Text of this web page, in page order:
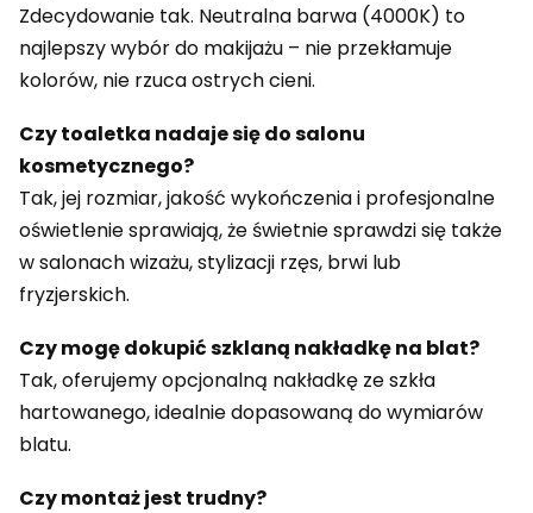
Zdecydowanie tak. Neutralna barwa (4000K) to
najlepszy wybór do makijażu – nie przekłamuje
kolorów, nie rzuca ostrych cieni.
Czy toaletka nadaje się do salonu
kosmetycznego?
Tak, jej rozmiar, jakość wykończenia i profesjonalne
oświetlenie sprawiają, że świetnie sprawdzi się także
w salonach wizażu, stylizacji rzęs, brwi lub
fryzjerskich.
Czy mogę dokupić szklaną nakładkę na blat?
Tak, oferujemy opcjonalną nakładkę ze szkła
hartowanego, idealnie dopasowaną do wymiarów
blatu.
Czy montaż jest trudny?